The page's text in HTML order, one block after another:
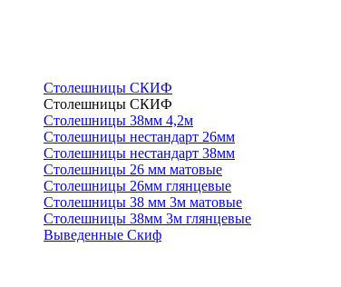
Столешницы СКИФ
Столешницы СКИФ
Столешницы 38мм 4,2м
Столешницы нестандарт 26мм
Столешницы нестандарт 38мм
Столешницы 26 мм матовые
Столешницы 26мм глянцевые
Столешницы 38 мм 3м матовые
Столешницы 38мм 3м глянцевые
Выведенные Скиф